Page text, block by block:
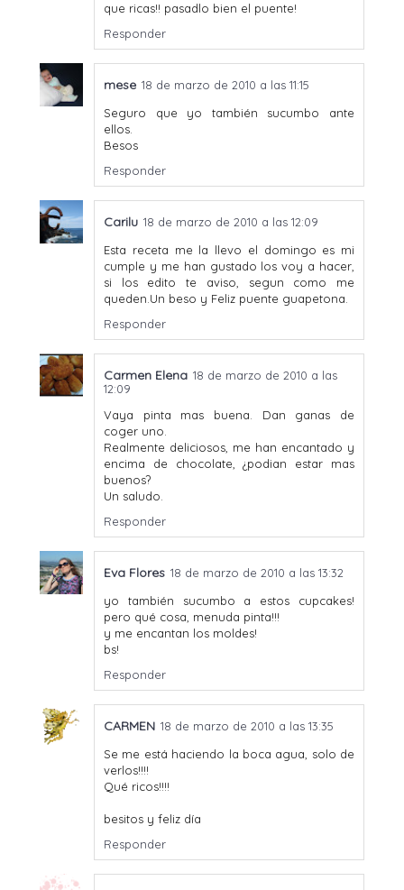
que ricas!! pasadlo bien el puente!
Responder
mese 18 de marzo de 2010 a las 11:15
Seguro que yo también sucumbo ante
ellos.
Besos
Responder
Carilu 18 de marzo de 2010 a las 12:09
Esta receta me la llevo el domingo es mi
cumple y me han gustado los voy a hacer,
si los edito te aviso, segun como me
queden.Un beso y Feliz puente guapetona.
Responder
Carmen Elena 18 de marzo de 2010 a las
12:09
Vaya pinta mas buena. Dan ganas de
coger uno.
Realmente deliciosos, me han encantado y
encima de chocolate, ¿podian estar mas
buenos?
Un saludo.
Responder
Eva Flores 18 de marzo de 2010 a las 13:32
yo también sucumbo a estos cupcakes!
pero qué cosa, menuda pinta!!!
y me encantan los moldes!
bs!
Responder
CARMEN 18 de marzo de 2010 a las 13:35
Se me está haciendo la boca agua, solo de
verlos!!!!
Qué ricos!!!!
besitos y feliz día
Responder